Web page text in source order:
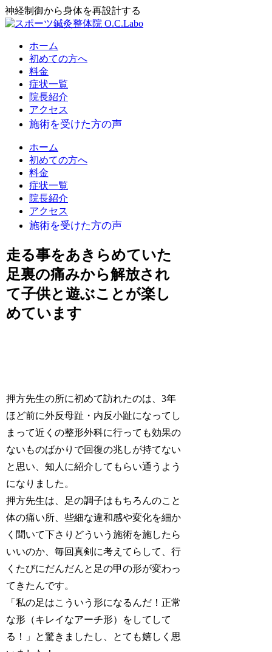
神経制御から身体を再設計する
ホーム
初めての方へ
料金
症状一覧
院長紹介
アクセス
ホーム
初めての方へ
料金
症状一覧
院長紹介
アクセス
走る事をあきらめていた
足裏の痛みから解放され
て子供と遊ぶことが楽し
めています
押方先生の所に初めて訪れたのは、3年
ほど前に外反母趾・内反小趾になってし
まって近くの整形外科に行っても効果の
ないものばかりで回復の兆しが持てない
と思い、知人に紹介してもらい通うよう
になりました。
押方先生は、足の調子はもちろんのこと
体の痛い所、些細な違和感や変化を細か
く聞いて下さりどういう施術を施したら
いいのか、毎回真剣に考えてらして、行
くたびにだんだんと足の甲の形が変わっ
てきたんです。
「私の足はこういう形になるんだ！正常
な形（キレイなアーチ形）をしてして
る！」と驚きましたし、とても嬉しく思